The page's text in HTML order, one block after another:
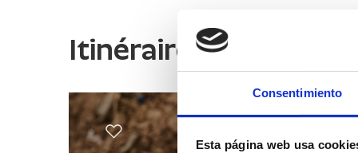
Consentimiento
Esta página web usa
Itinéraires